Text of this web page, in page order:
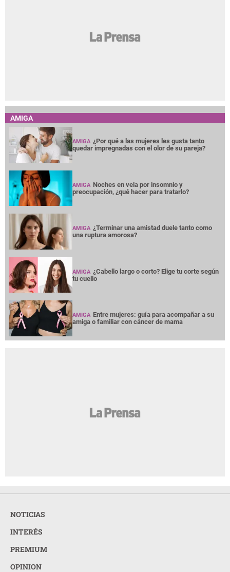
AMIGA
AMIGA ¿Por qué a las mujeres les gusta tanto
quedar impregnadas con el olor de su pareja?
AMIGA Noches en vela por insomnio y
preocupación, ¿qué hacer para tratarlo?
AMIGA ¿Terminar una amistad duele tanto como
una ruptura amorosa?
AMIGA ¿Cabello largo o corto? Elige tu corte según
tu cuello
AMIGA Entre mujeres: guía para acompañar a su
amiga o familiar con cáncer de mama
NOTICIAS
INTERÉS
PREMIUM
OPINION